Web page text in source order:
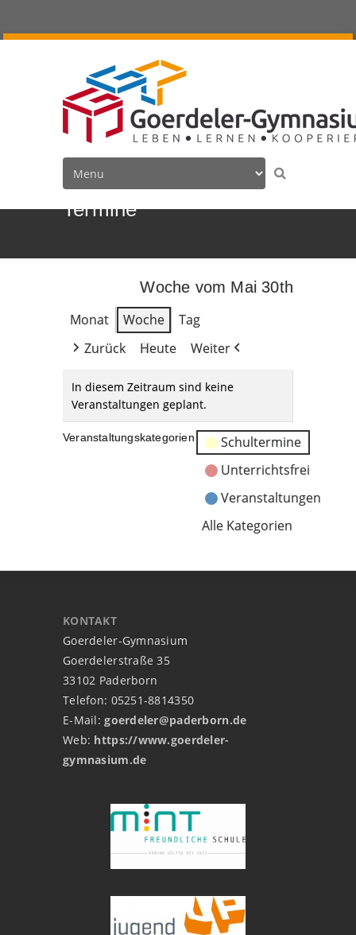
Termine
Woche vom Mai 30th
Monat
Woche
Tag
Zurück
Heute Weiter
In diesem Zeitraum sind keine
Veranstaltungen geplant.
Veranstaltungskategorien
Schultermine
Unterrichtsfrei
Veranstaltungen
Alle Kategorien
KONTAKT
Goerdeler-Gymnasium
Goerdelerstraße 35
33102 Paderborn
Telefon: 05251-8814350
E-Mail:goerdeler@paderborn.de
Web: https://www.goerdeler-
gymnasium.de